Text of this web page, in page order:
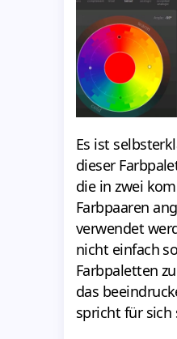
Es ist
dieser
die in zwei
Farbpaaren
verwendet
nicht einfach
Farbpaletten
das
spricht für sich